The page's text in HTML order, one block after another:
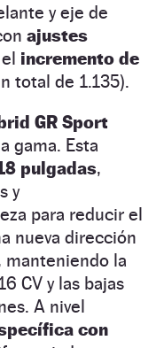
y eje de
ajustes
incremento de
total de 1.135).
GR Sport
gama. Esta
pulgadas,
y
para reducir el
nueva dirección
la
CV y las bajas
A nivel
con